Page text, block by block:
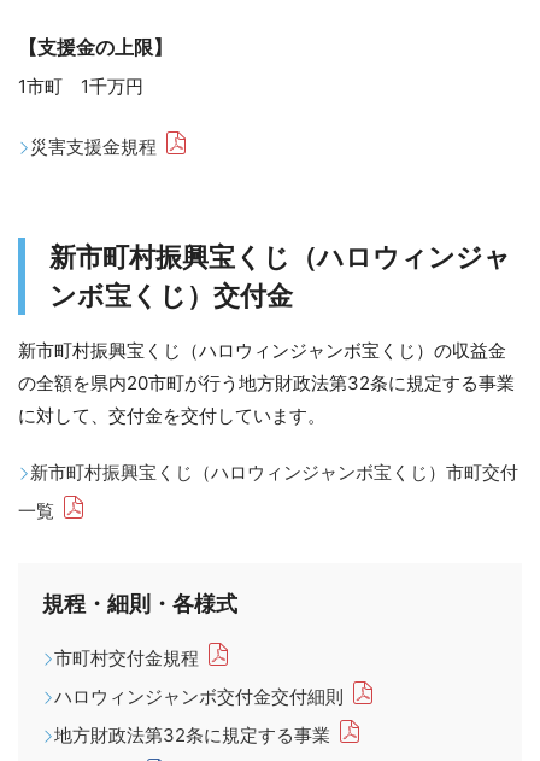
【支援金の上限】
1市町 1千万円
災害支援金規程
新市町村振興宝くじ（ハロウィンジャ
ンボ宝くじ）交付金
新市町村振興宝くじ（ハロウィンジャンボ宝くじ）の収益金
の全額を県内20市町が行う地方財政法第32条に規定する事業
に対して、交付金を交付しています。
新市町村振興宝くじ（ハロウィンジャンボ宝くじ）市町交付
一覧
規程・細則・各様式
市町村交付金規程
ハロウィンジャンボ交付金交付細則
地方財政法第32条に規定する事業